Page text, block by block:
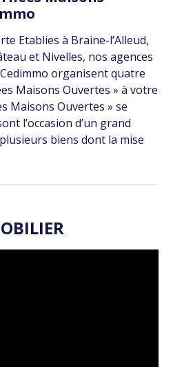
Etablies à Braine-l’Alleud,
et Nivelles, nos agences
organisent quatre
Maisons Ouvertes » à votre
Maisons Ouvertes » se
l’occasion d’un grand
biens dont la mise